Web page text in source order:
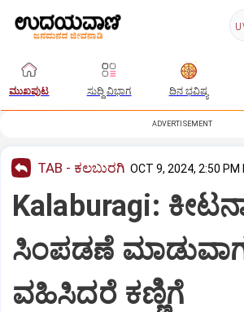
ಮುಖಪುಟ ಸುದ್ದಿ ವಿಭಾಗ ದಿನ ಭವಿಷ್ಯ
ADVERTISEMENT
TAB - ಕಲಬುರಗಿ OCT 9, 2024, 2:50 PM
Kalaburagi:
ಸಿಂಪಡಣೆ ಮಾಡುವಾಗ
ವಹಿಸಿದರೆ ಕಣ್ಣಿಗೆ